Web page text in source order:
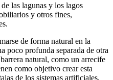
las lagunas y los lagos
y otros fines,
de forma natural en la
poco profunda separada de otra
natural, como un arrecife
como objetivo crear esta
de los sistemas artificiales,